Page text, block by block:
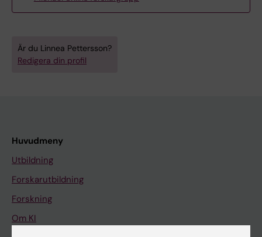
Är du Linnea Pettersson?
Redigera din profil
Huvudmeny
Utbildning
Forskarutbildning
Forskning
Om KI